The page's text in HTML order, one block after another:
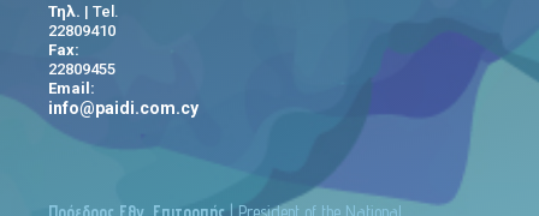
Τηλ. | Tel.
22809410
Fax:
22809455
Email:
info@paidi.com.cy
Πρόεδρος Εθν. Επιτροπής | President of the National